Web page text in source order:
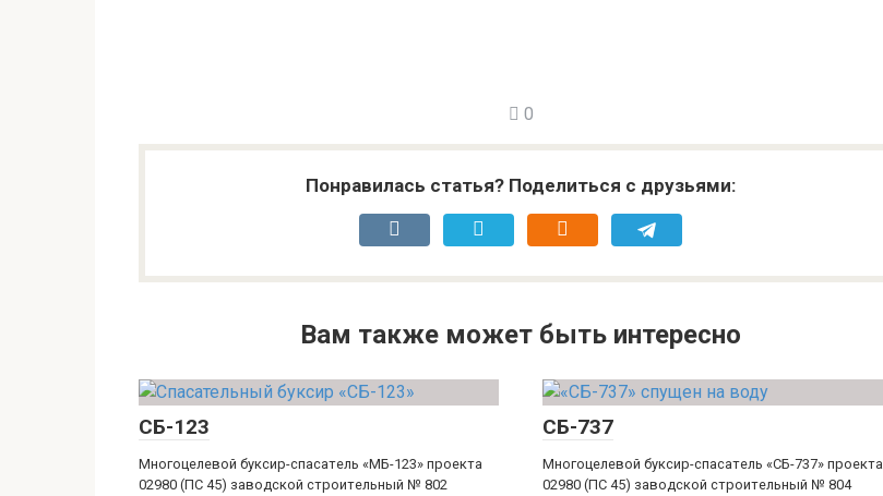
0
Понравилась статья? Поделиться с друзьями:
Вам также может быть интересно
СБ-123
Многоцелевой буксир-спасатель «МБ-123» проекта
02980 (ПС 45) заводской строительный № 802
СБ-737
Многоцелевой буксир-спасатель «СБ-737» проекта
02980 (ПС 45) заводской строительный № 804